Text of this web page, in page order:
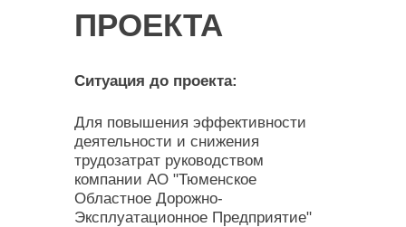
ПРОЕКТА
Ситуация до проекта:
Для повышения эффективности
деятельности и снижения
трудозатрат руководством
компании АО "Тюменское
Областное Дорожно-
Эксплуатационное Предприятие"